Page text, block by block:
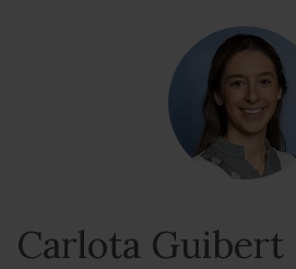
Carlota Guibert